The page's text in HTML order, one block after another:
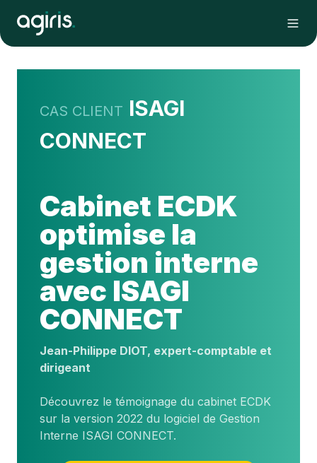
CAS CLIENT ISAGI
CONNECT
Cabinet ECDK
optimise la
gestion interne
avec ISAGI
CONNECT
Jean-Philippe DIOT, expert-comptable et
dirigeant
Découvrez le témoignage du cabinet ECDK
sur la version 2022 du logiciel de Gestion
Interne ISAGI CONNECT.